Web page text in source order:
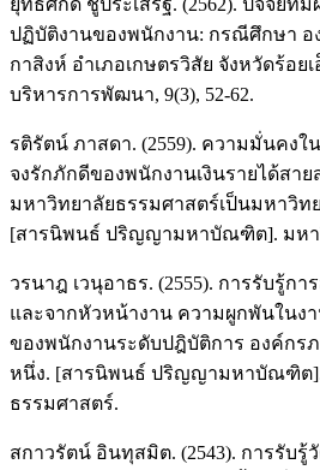
ยุทธศักดิ์ ชูประเสริฐ. (2562). ปัจจัยที่
ปฏิบัติงานของพนักงาน: กรณีศึกษา อ
กาสิงห์ อำเภอเกษตรวิสัย จังหวัดร้อย
บริหารการพัฒนา, 9(3), 52-62.
รติรัตน์ ภาสดา. (2559). ความมั่นคงใ
จงรักภักดีของพนักงานเงินรายได้สา
มหาวิทยาลัยธรรมศาสตร์เป็นมหาวิท
[สารนิพนธ์ ปริญญามหาบัณฑิต]. มหา
วรนาฎ เวนุอาธร. (2555). การรับรู้ก
และจากหัวหน้างาน ความผูกพันในง
ของพนักงานระดับปฎิบัติการ องค์กร
หนึ่ง. [สารนิพนธ์ ปริญญามหาบัณฑิต
ธรรมศาสตร์.
สกาวรัตน์ อินทุสมิต. (2543). การรับ